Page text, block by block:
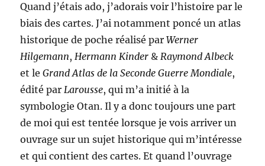
Quand j’étais ado, j’adorais voir l’histoire par le
biais des cartes. J’ai notamment poncé un atlas
historique de poche réalisé parWerner
Hilgemann,Hermann Kinder &Raymond Albeck
et leGrand Atlas de la Seconde Guerre Mondiale,
édité parLarousse, qui m’a initié à la
symbologie Otan. Il y a donc toujours une part
de moi qui est tentée lorsque je vois arriver un
ouvrage sur un sujet historique qui m’intéresse
et qui contient des cartes. Et quand l’ouvrage